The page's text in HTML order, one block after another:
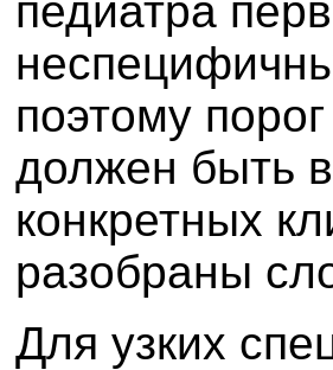
педиатра
поэтому
должен быть
конкретных
разобраны
Для узких